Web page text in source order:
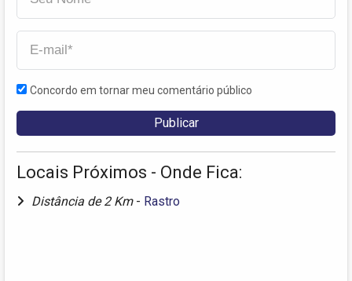
Concordo em tornar meu comentário público
Locais Próximos - Onde Fica:
Distância de 2 Km - Rastro